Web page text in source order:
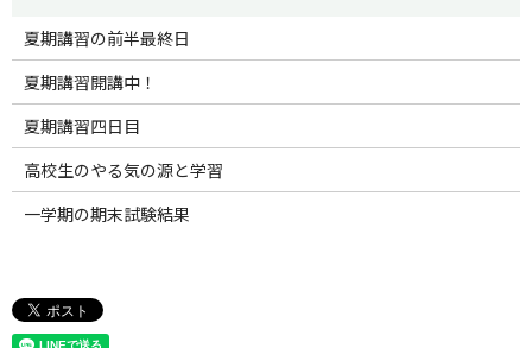
夏期講習の前半最終日
夏期講習開講中！
夏期講習四日目
高校生のやる気の源と学習
一学期の期末試験結果